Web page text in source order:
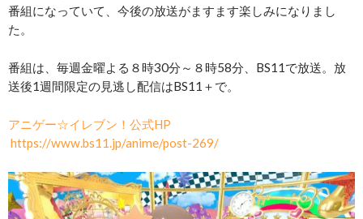
番組になっていて、今後の放送がますます楽しみになりまし
た。
番組は、毎週金曜よる８時30分～８時58分、BS11で放送。放
送後1週間限定の見逃し配信はBS11＋で。
アニゲー☆イレブン！公式HP
https://www.bs11.jp/anime/post-269/